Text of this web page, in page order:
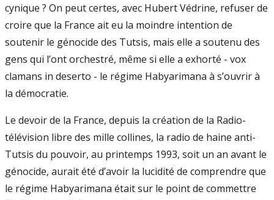
cynique ? On peut certes, avec Hubert Védrine, refuser de
croire que la France ait eu la moindre intention de
soutenir le génocide des Tutsis, mais elle a soutenu des
gens qui l’ont orchestré, même si elle a exhorté - vox
clamans in deserto - le régime Habyarimana à s’ouvrir à
la démocratie.
Le devoir de la France, depuis la création de la Radio-
télévision libre des mille collines, la radio de haine anti-
Tutsis du pouvoir, au printemps 1993, soit un an avant le
génocide, aurait été d’avoir la lucidité de comprendre que
le régime Habyarimana était sur le point de commettre